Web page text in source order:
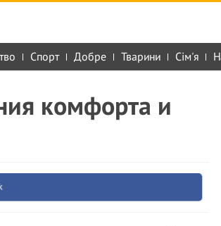
Спорт Добре Тварини Сім'я
комфорта и